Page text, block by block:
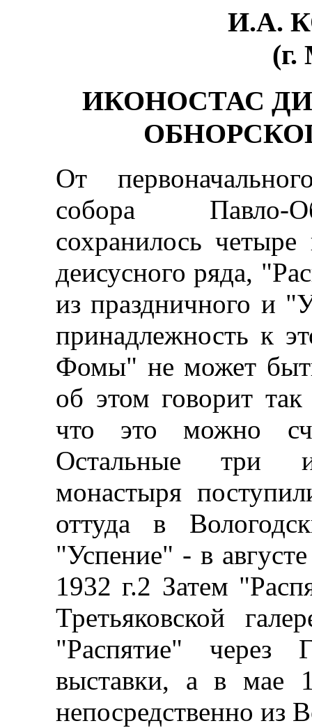
И.А.
(г.
ИКОНОСТАС
От
собора Павло-
сохранилось
деисусного ряда,
из праздничного и
принадлежность к
Фомы" не может
об этом говорит
что это можно
Остальные три
монастыря
оттуда в
"Успение" - в
1932 г.2 Затем
Третьяковской
"Распятие" через
выставки, а в мае
непосредственно из